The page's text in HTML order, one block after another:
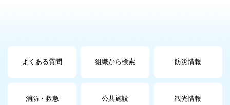
よくある質問 組織から検索 防災情報
消防・救急 公共施設 観光情報